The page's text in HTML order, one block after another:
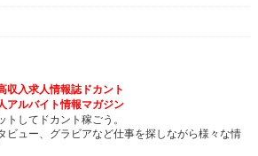
収入求人情報誌ドカント
アルバイト情報マガジン
してドカント稼ごう。
ビュー、グラビアなど仕事を探しながら様々な情